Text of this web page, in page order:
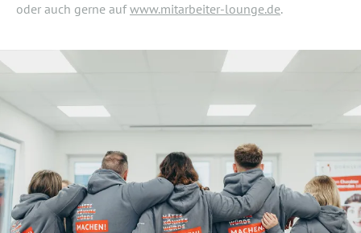
oder auch gerne aufwww.mitarbeiter-lounge.de.